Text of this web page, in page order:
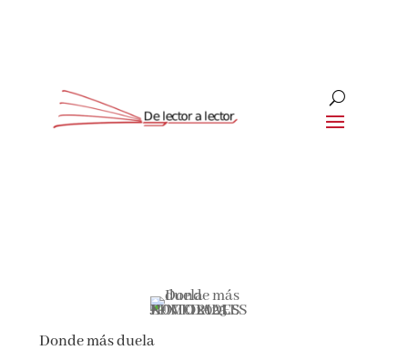
Donde más duela
Suscríbete
Únete a nuestra comunidad de amantes de la
literatura y recibe las últimas noticias y reseñas